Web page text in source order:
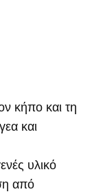
κήπο και τη
και
υλικό
από